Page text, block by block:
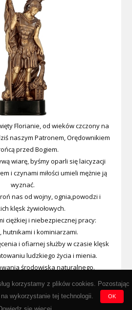
Florianie, od wieków czczony na
naszym Patronem, Orędownikiem
przed Bogiem.
wiarę, byśmy oparli się laicyzacji
i czynami miłości umieli mężnie ją
wyznać.
nas od wojny, ognia,powodzi i
klęsk żywiołowych.
ciężkiej i niebezpiecznej pracy:
hutnikami i kominiarzami.
i ofiarnej służby w czasie klęsk
ludzkiego życia i mienia.
środowiska naturalnego.
łaski i cnotę męstwa, abyśmy kiedyś
nagrodę w niebie. Amen.
korzystamy z plików cookies. Pozostając
wykorzystanie tej technologii.
OK